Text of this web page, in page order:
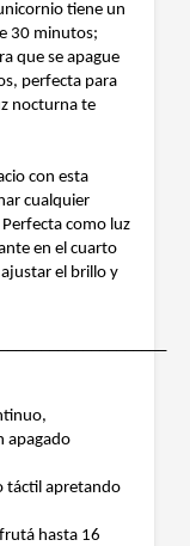
tiene un
30 minutos;
que se apague
perfecta para
nocturna te
con esta
cualquier
como luz
en el cuarto
el brillo y
apagado
táctil apretando
hasta 16